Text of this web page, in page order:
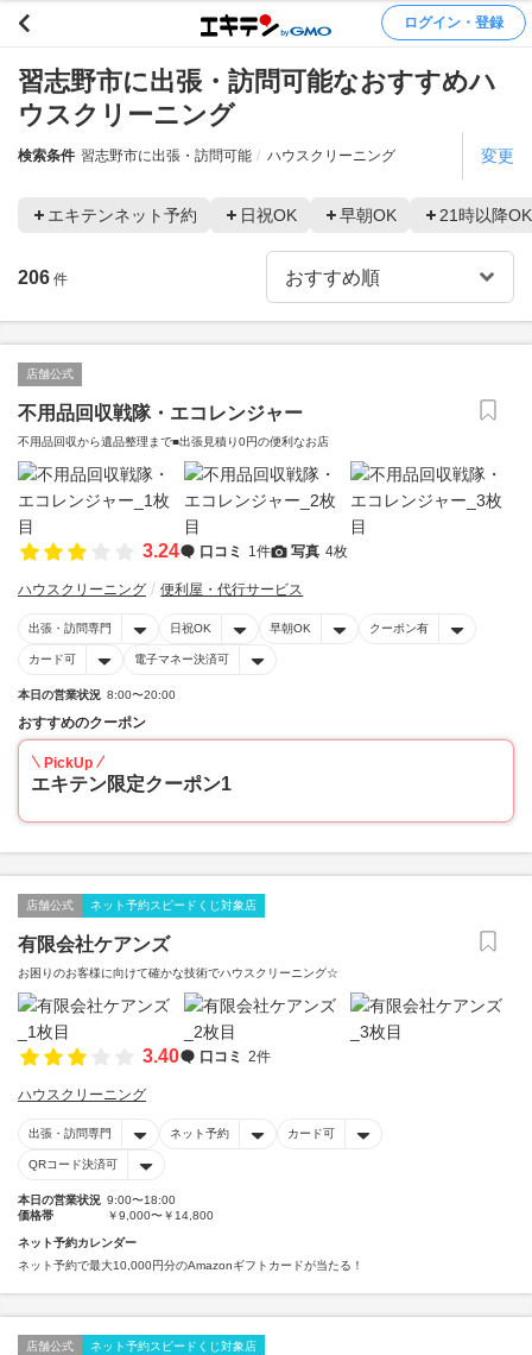
ログイン・登録
習志野市に出張・訪問可能なおすすめハ
ウスクリーニング
検索条件 習志野市に出張・訪問可能 ハウスクリーニング 変更
エキテンネット予約 日祝OK 早朝OK 21時以降OK
206 件
店舗公式
不用品回収戦隊・エコレンジャー
不用品回収から遺品整理まで■出張見積り0円の便利なお店
3.24 口コミ 1件 写真 4枚
ハウスクリーニング 便利屋・代行サービス
出張・訪問専門 日祝OK 早朝OK クーポン有
カード可 電子マネー決済可
本日の営業状況 8:00〜20:00
おすすめのクーポン
PickUp
エキテン限定クーポン1
店舗公式 ネット予約スピードくじ対象店
有限会社ケアンズ
お困りのお客様に向けて確かな技術でハウスクリーニング☆
3.40 口コミ 2件
ハウスクリーニング
出張・訪問専門 ネット予約 カード可
QRコード決済可
本日の営業状況 9:00〜18:00
価格帯
￥9,000〜￥14,800
ネット予約カレンダー
ネット予約で最大10,000円分のAmazonギフトカードが当たる！
店舗公式 ネット予約スピードくじ対象店